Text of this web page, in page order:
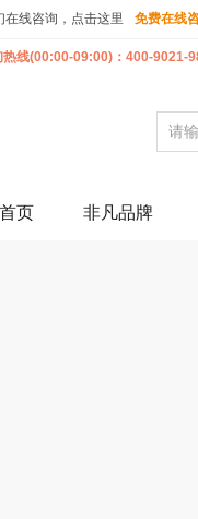
线咨询，点击这里 免费在线
线(00:00-09:00)：400-9021-
页 非凡品牌